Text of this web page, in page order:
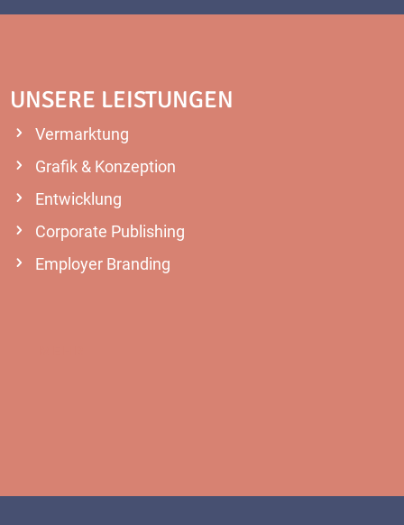
UNSERE LEISTUNGEN
Vermarktung
Grafik & Konzeption
Entwicklung
Corporate Publishing
Employer Branding